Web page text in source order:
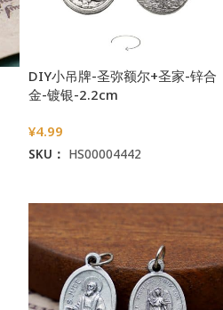
DIY小吊牌-圣弥额尔+圣家-锌合
金-镀银-2.2cm
¥4.99
SKU： HS00004442